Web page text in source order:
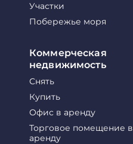
Участки
Побережье моря
Коммерческая
недвижимость
Снять
Купить
Офис в аренду
Торговое помещение в
аренду